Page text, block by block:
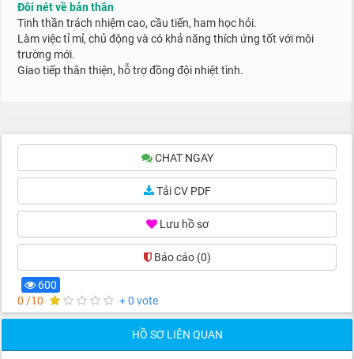
Đôi nét về bản thân
Tinh thần trách nhiệm cao, cầu tiến, ham học hỏi.
Làm việc tỉ mỉ, chủ động và có khả năng thích ứng tốt với môi
trường mới.
Giao tiếp thân thiện, hỗ trợ đồng đội nhiệt tình.
CHAT NGAY
Tải CV PDF
Lưu hồ sơ
Báo cáo (0)
600
0 /10
+ 0 vote
HỒ SƠ LIÊN QUAN